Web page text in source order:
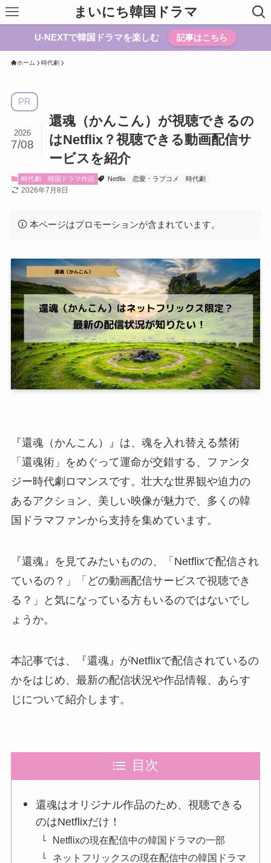
まいにち韓国ドラマ
U-NEXTで韓国ドラマを楽しむ 記事はこちら
ホーム 時代劇
PR
還魂（かんこん）が視聴できるの
はNetflix？視聴できる動画配信サ
ービスを紹介
2026
7/08
時代劇 韓国ドラマ作品 Netflix 恋愛・ラブコメ 時代劇
2026年7月8日
本ページはプロモーションが含まれています。
『還魂（かんこん）』は、魂を入れ替える禁術
「還魂術」をめぐって運命が交錯する、ファンタ
ジー時代劇ロマンスです。壮大な世界観や迫力の
あるアクション、美しい映像が魅力で、多くの韓
国ドラマファンから支持を集めています。
『還魂』を見てみたいものの、「Netflixで配信され
ているの？」「どの動画配信サービスで視聴でき
る？」と気になっている方もいるのではないでし
ょうか。
本記事では、『還魂』がNetflixで配信されているの
かをはじめ、最新の配信状況や作品情報、あらす
じについて紹介します。
目次
還魂はオリジナル作品のため、視聴できる
のはNetflixだけ！
Netflixの現在配信中の韓国ドラマの一部
ネットフリックスの現在配信中の韓国ドラマ